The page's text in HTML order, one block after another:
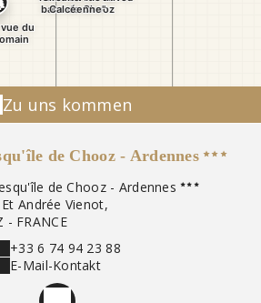
Zu uns kommen
de Chooz - Ardennes
de Chooz - Ardennes
Andrée Vienot,
- FRANCE
+33 6 74 94 23 88
E-Mail-Kontakt